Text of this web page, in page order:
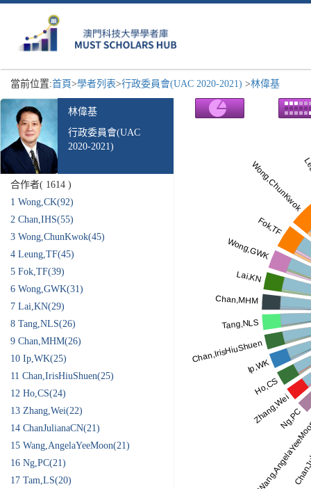
當前位置:首頁>學者列表>行政委員會(UAC 2020-2021) >林偉基
林偉基
行政委員會(UAC
2020-2021)
合作者( 1614 )
1 Wong,CK(92)
2 Chan,IHS(55)
3 Wong,ChunKwok(45)
4 Leung,TF(45)
5 Fok,TF(39)
6 Wong,GWK(31)
7 Lai,KN(29)
8 Tang,NLS(26)
9 Chan,MHM(26)
10 Ip,WK(25)
11 Chan,IrisHiuShuen(25)
12 Ho,CS(24)
13 Zhang,Wei(22)
14 ChanJulianaCN(21)
15 Wang,AngelaYeeMoon(21)
16 Ng,PC(21)
17 Tam,LS(20)